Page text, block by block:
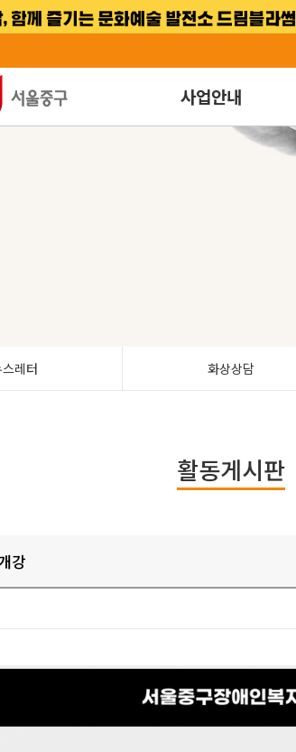
본문 바로 가기
서브 메뉴 바로가기
주 메뉴 바로 가기
사업안내
레터 화상상담
활동게시판
강